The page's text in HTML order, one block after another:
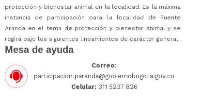
protección y bienestar animal en la localidad. Es la máxima
instancia de participación para la localidad de Puente
Aranda en el tema de protección y bienestar animal y se
regirá bajo los siguientes lineamientos de carácter general.
Mesa de ayuda
Correo:
participacion.paranda@gobiernobogota.gov.co
Celular: 311 5237 826